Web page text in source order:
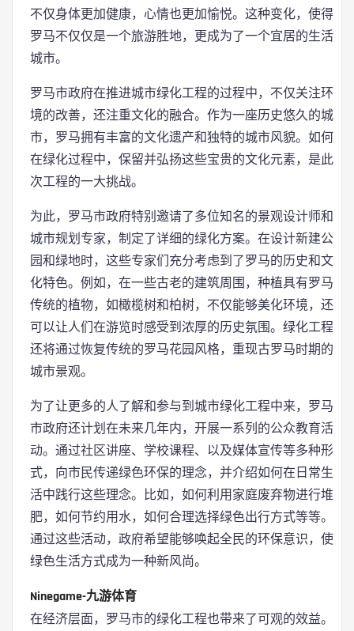
不仅身体更加健康，心情也更加愉悦。这种变化，使得
罗马不仅仅是一个旅游胜地，更成为了一个宜居的生活
城市。
罗马市政府在推进城市绿化工程的过程中，不仅关注环
境的改善，还注重文化的融合。作为一座历史悠久的城
市，罗马拥有丰富的文化遗产和独特的城市风貌。如何
在绿化过程中，保留并弘扬这些宝贵的文化元素，是此
次工程的一大挑战。
为此，罗马市政府特别邀请了多位知名的景观设计师和
城市规划专家，制定了详细的绿化方案。在设计新建公
园和绿地时，这些专家们充分考虑到了罗马的历史和文
化特色。例如，在一些古老的建筑周围，种植具有罗马
传统的植物，如橄榄树和柏树，不仅能够美化环境，还
可以让人们在游览时感受到浓厚的历史氛围。绿化工程
还将通过恢复传统的罗马花园风格，重现古罗马时期的
城市景观。
为了让更多的人了解和参与到城市绿化工程中来，罗马
市政府还计划在未来几年内，开展一系列的公众教育活
动。通过社区讲座、学校课程、以及媒体宣传等多种形
式，向市民传递绿色环保的理念，并介绍如何在日常生
活中践行这些理念。比如，如何利用家庭废弃物进行堆
肥，如何节约用水，如何合理选择绿色出行方式等等。
通过这些活动，政府希望能够唤起全民的环保意识，使
绿色生活方式成为一种新风尚。
Ninegame-九游体育
在经济层面，罗马市的绿化工程也带来了可观的效益。